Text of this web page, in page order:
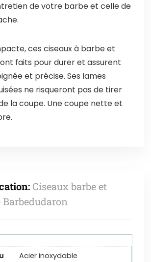
de votre barbe et celle de
ces ciseaux à barbe et
faits pour durer et assurent
et précise. Ses lames
ne risqueront pas de tirer
la coupe. Une coupe nette et
Ciseaux barbe et
Acier inoxydable